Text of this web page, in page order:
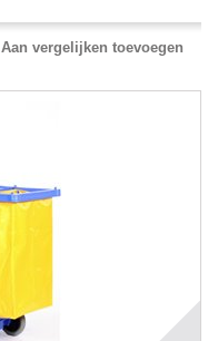
Aan vergelijken toevoegen